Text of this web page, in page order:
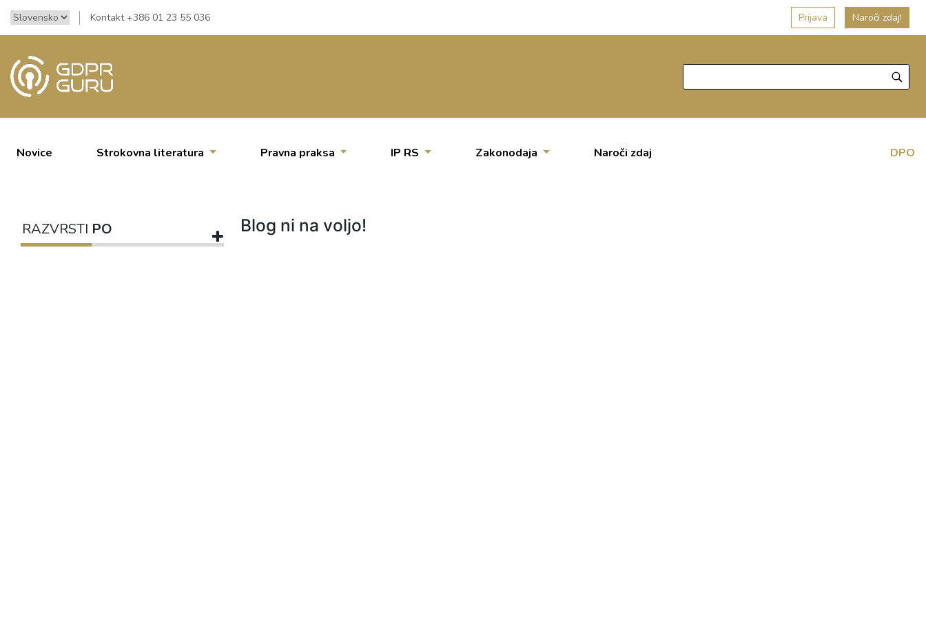
Kontakt +386 01 23 55 036 Prijava Naroči zdaj!
Novice Strokovna literatura Pravna praksa IP RS Zakonodaja Naroči zdaj DPO
RAZVRSTI PO Blog ni na voljo!